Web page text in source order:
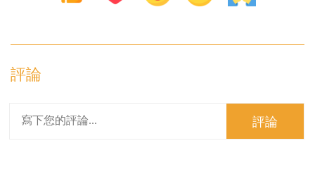
評論
評論